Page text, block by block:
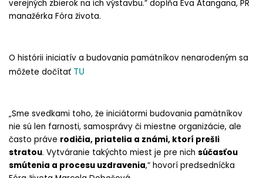
verejných zbierok na ich výstavbu.” dopĺňa Eva Atangana, PR
manažérka Fóra života.
O histórii iniciatív a budovania pamätníkov nenarodeným sa
môžete dočítať TU
„Sme svedkami toho, že iniciátormi budovania pamätníkov
nie sú len farnosti, samosprávy či miestne organizácie, ale
často práve rodičia, priatelia a známi, ktorí prešli
stratou. Vytváranie takýchto miest je pre nich súčasťou
smútenia a procesu uzdravenia,“ hovorí predsedníčka